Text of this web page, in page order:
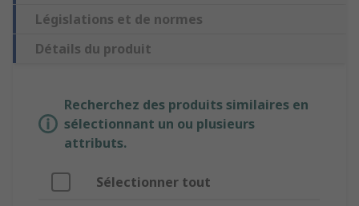
Législations et de normes
Détails du produit
Recherchez des produits similaires en
sélectionnant un ou plusieurs
attributs.
Sélectionner tout